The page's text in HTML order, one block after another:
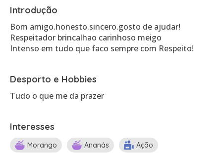
Introdução
Bom amigo.honesto.sincero.gosto de ajudar!
Respeitador brincalhao carinhoso meigo
Desporto e Hobbies
Tudo o que me da prazer
Interesses
Morango Ananás Ação